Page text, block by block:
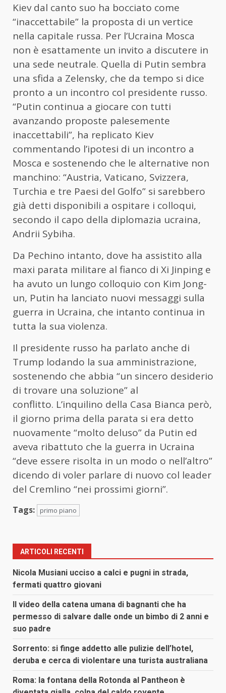
Kiev dal canto suo ha bocciato come
“inaccettabile” la proposta di un vertice
nella capitale russa. Per l’Ucraina Mosca
non è esattamente un invito a discutere in
una sede neutrale. Quella di Putin sembra
una sfida a Zelensky, che da tempo si dice
pronto a un incontro col presidente russo.
“Putin continua a giocare con tutti
avanzando proposte palesemente
inaccettabili”, ha replicato Kiev
commentando l’ipotesi di un incontro a
Mosca e sostenendo che le alternative non
manchino: “Austria, Vaticano, Svizzera,
Turchia e tre Paesi del Golfo” si sarebbero
già detti disponibili a ospitare i colloqui,
secondo il capo della diplomazia ucraina,
Andrii Sybiha.
Da Pechino intanto, dove ha assistito alla
maxi parata militare al fianco di Xi Jinping e
ha avuto un lungo colloquio con Kim Jong-
un, Putin ha lanciato nuovi messaggi sulla
guerra in Ucraina, che intanto continua in
tutta la sua violenza.
Il presidente russo ha parlato anche di
Trump lodando la sua amministrazione,
sostenendo che abbia “un sincero desiderio
di trovare una soluzione” al
conflitto. L’inquilino della Casa Bianca però,
il giorno prima della parata si era detto
nuovamente “molto deluso” da Putin ed
aveva ribattuto che la guerra in Ucraina
“deve essere risolta in un modo o nell’altro”
dicendo di voler parlare di nuovo col leader
del Cremlino “nei prossimi giorni”.
Tags: primo piano
ARTICOLI RECENTI
Nicola Musiani ucciso a calci e pugni in strada,
fermati quattro giovani
Il video della catena umana di bagnanti che ha
permesso di salvare dalle onde un bimbo di 2 anni e
suo padre
Sorrento: si finge addetto alle pulizie dell’hotel,
deruba e cerca di violentare una turista australiana
Roma: la fontana della Rotonda al Pantheon è